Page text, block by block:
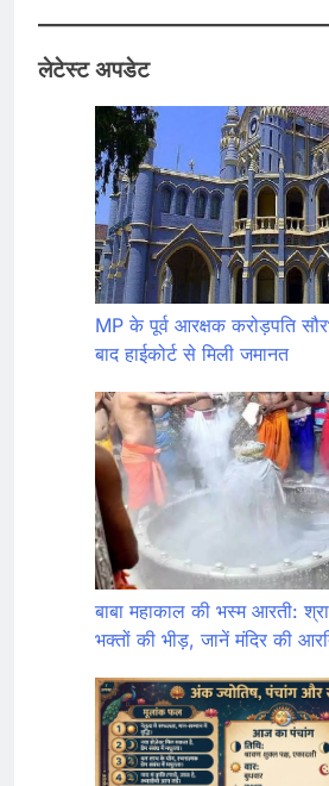
लेटेस्ट अपडेट
MP के पूर्व आरक्षक करोड़पति
बाद हाईकोर्ट से मिली जमानत
बाबा महाकाल की भस्म आरती:
भक्तों की भीड़, जानें मंदिर की